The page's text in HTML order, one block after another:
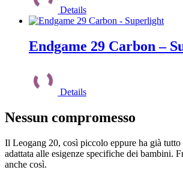
nella
pagina
prodotto
Detailsha
più
Le
opzioni
nella
del
Endgame 29 Carbon –
Detailsha
varianti.
Le
possono
essere
Nessun compromesso
Il Leogang 20, così piccolo eppure ha già
adattata alle esigenze specifiche dei bambini.
anche così.